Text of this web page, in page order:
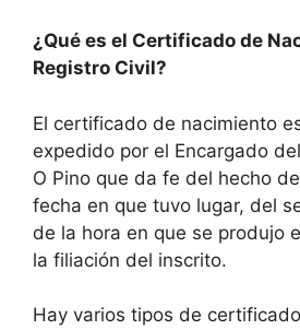
¿Qué es el Certificado de
Registro Civil?
El certificado de nacimiento
expedido por el Encargado
O Pino que da fe del hecho
fecha en que tuvo lugar, del
de la hora en que se produjo
la filiación del inscrito.
Hay varios tipos de